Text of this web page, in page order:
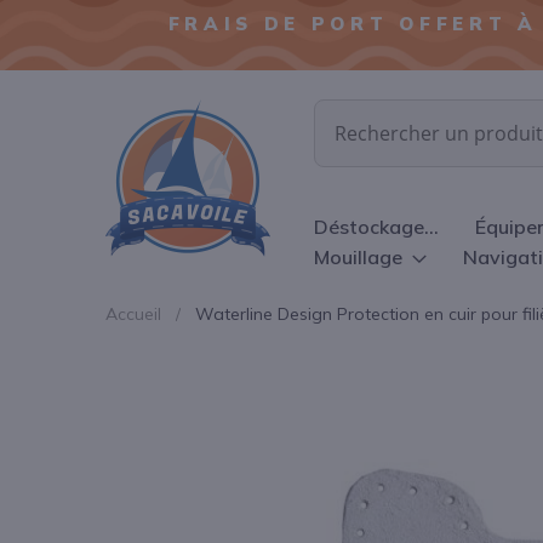
FRAIS DE PORT OFFERT
Chercher
Déstockage...
Mouillage
Accueil Waterline Design Protection en cuir pour